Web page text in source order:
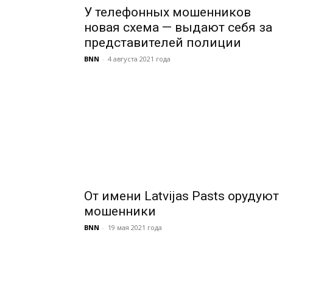
У телефонных мошенников
новая схема — выдают себя за
представителей полиции
BNN - 4 августа 2021 года
От имени Latvijas Pasts орудуют
мошенники
BNN - 19 мая 2021 года